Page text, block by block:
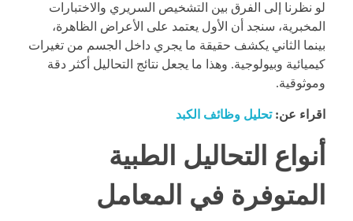
لو نظرنا إلى الفرق بين التشخيص السريري والاختبارات
المخبرية، سنجد أن الأول يعتمد على الأعراض الظاهرة،
بينما الثاني يكشف حقيقة ما يجري داخل الجسم من تغيرات
كيميائية وبيولوجية. وهذا ما يجعل نتائج التحاليل أكثر دقة
وموثوقية.
اقراء عن: تحليل وظائف الكبد
أنواع التحاليل الطبية
المتوفرة في المعامل